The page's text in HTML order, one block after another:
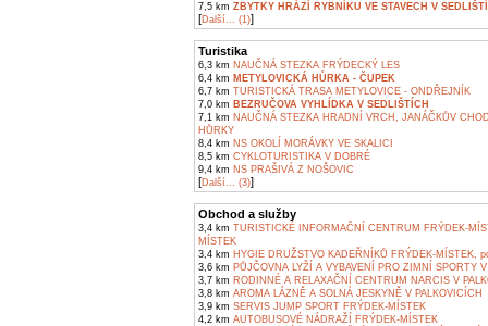
7,5 km ZBYTKY HRÁZÍ RYBNÍKU VE STAVECH V
[Další... (1)]
Turistika
6,3 km NAUČNÁ STEZKA FRÝDECKÝ LES
6,4 km METYLOVICKÁ HŮRKA - ČUPEK
6,7 km TURISTICKÁ TRASA METYLOVICE - ONDŘEJNÍK
7,0 km BEZRUČOVA VYHLÍDKA V SEDLIŠTÍCH
7,1 km NAUČNÁ STEZKA HRADNÍ VRCH, JANÁČKŮV
HŮRKY
8,4 km NS OKOLÍ MORÁVKY VE SKALICI
8,5 km CYKLOTURISTIKA V DOBRÉ
9,4 km NS PRAŠIVÁ Z NOŠOVIC
[Další... (3)]
Obchod a služby
3,4 km TURISTICKÉ INFORMAČNÍ CENTRUM FRÝDEK-
MÍSTEK
3,4 km HYGIE DRUŽSTVO KADEŘNÍKŮ FRÝDEK-MÍSTEK,
3,6 km PŮJČOVNA LYŽÍ A VYBAVENÍ PRO ZIMNÍ SPORTY
3,7 km RODINNÉ A RELAXAČNÍ CENTRUM NARCIS V
3,8 km AROMA LÁZNĚ A SOLNÁ JESKYNĚ V PALKOVICÍCH
3,9 km SERVIS JUMP SPORT FRÝDEK-MÍSTEK
4,2 km AUTOBUSOVÉ NÁDRAŽÍ FRÝDEK-MÍSTEK